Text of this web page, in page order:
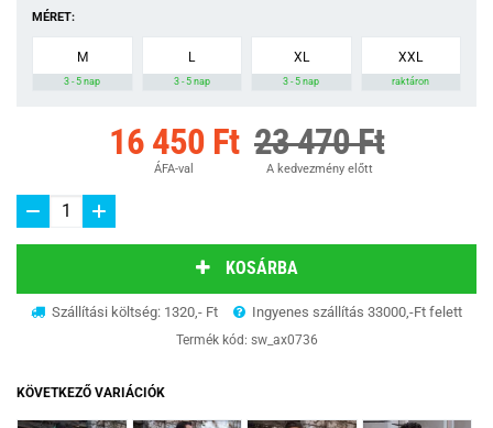
MÉRET:
M
3 - 5 nap
L
3 - 5 nap
XL
3 - 5 nap
XXL
raktáron
16 450 Ft
ÁFA-val
23 470 Ft
A kedvezmény előtt
KOSÁRBA
Szállítási költség: 1320,- Ft Ingyenes szállítás 33000,-Ft felett
Termék kód: sw_ax0736
KÖVETKEZŐ VARIÁCIÓK